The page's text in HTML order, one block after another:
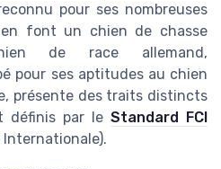
pour ses nombreuses
font un chien de chasse
de race allemand,
pour ses aptitudes au chien
présente des traits distincts
définis par le Standard FCI